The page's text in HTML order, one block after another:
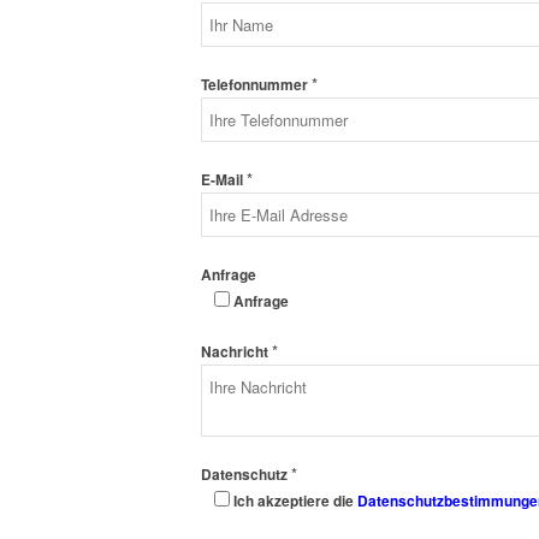
Telefonnummer*
E-Mail*
Anfrage
Anfrage
Nachricht*
Datenschutz*
Ich akzeptiere die